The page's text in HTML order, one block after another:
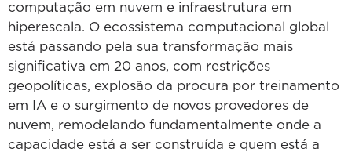
computação em nuvem e infraestrutura em
hiperescala. O ecossistema computacional global
está passando pela sua transformação mais
significativa em 20 anos, com restrições
geopolíticas, explosão da procura por treinamento
em IA e o surgimento de novos provedores de
nuvem, remodelando fundamentalmente onde a
capacidade está a ser construída e quem está a